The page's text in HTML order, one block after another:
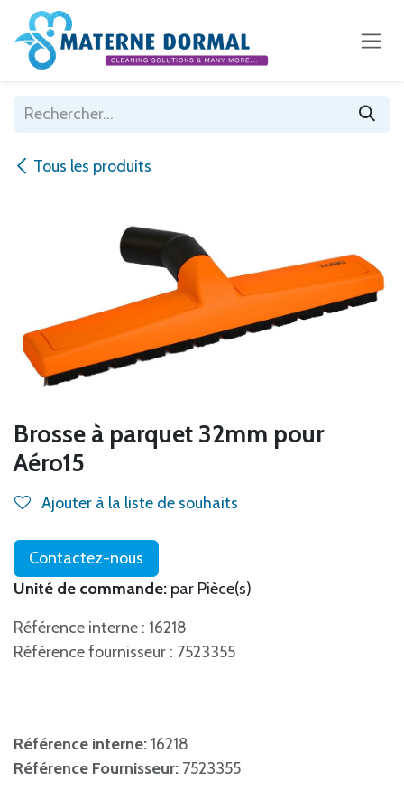
Se rendre au contenu
Tous les produits
Brosse à parquet 32mm pour
Aéro15
Ajouter à la liste de souhaits
Contactez-nous
Unité de commande: par Pièce(s)
Référence interne : 16218
Référence fournisseur : 7523355
Référence interne: 16218
Référence Fournisseur: 7523355